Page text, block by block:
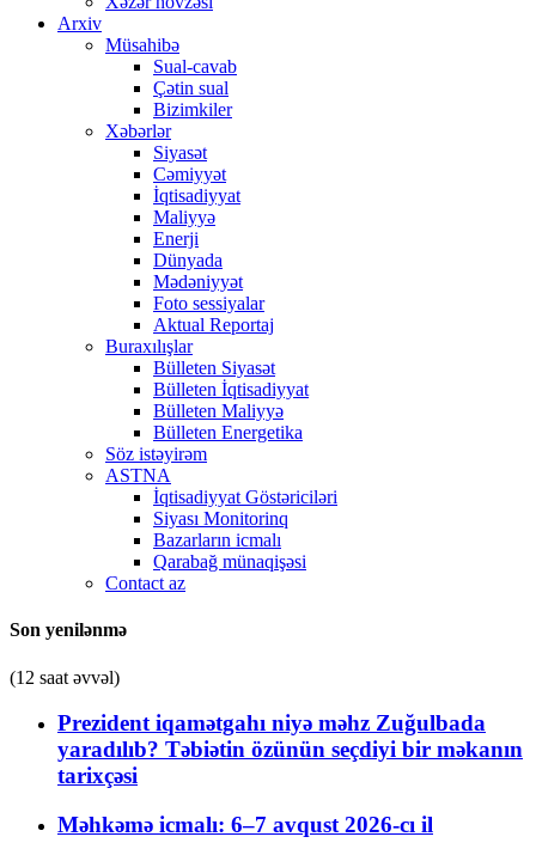
Arxiv
Müsahibə
Sual-cavab
Çətin sual
Bizimkiler
Xəbərlər
Siyasət
Cəmiyyət
İqtisadiyyat
Maliyyə
Enerji
Dünyada
Mədəniyyət
Foto sessiyalar
Aktual Reportaj
Buraxılışlar
Bülleten Siyasət
Bülleten İqtisadiyyat
Bülleten Maliyyə
Bülleten Energetika
Söz istəyirəm
ASTNA
İqtisadiyyat Göstəriciləri
Siyası Monitorinq
Bazarların icmalı
Qarabağ münaqişəsi
Contact az
Son yenilənmə
(12 saat əvvəl)
Prezident iqamətgahı niyə məhz Zuğulbada
yaradılıb? Təbiətin özünün seçdiyi bir məkanın
tarixçəsi
Məhkəmə icmalı: 6–7 avqust 2026-cı il